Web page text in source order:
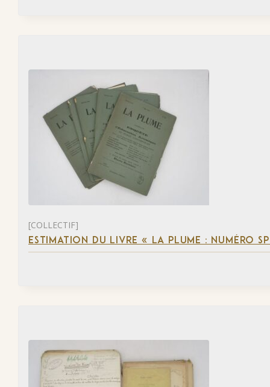
[COLLECTIF]
ESTIMATION DU LIVRE « LA PLUME : NUMÉRO